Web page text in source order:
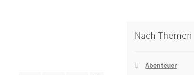
Nach Themen
Abenteuer